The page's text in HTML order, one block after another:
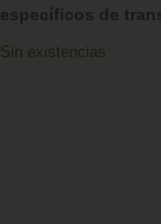
específicos de
Sin existencias